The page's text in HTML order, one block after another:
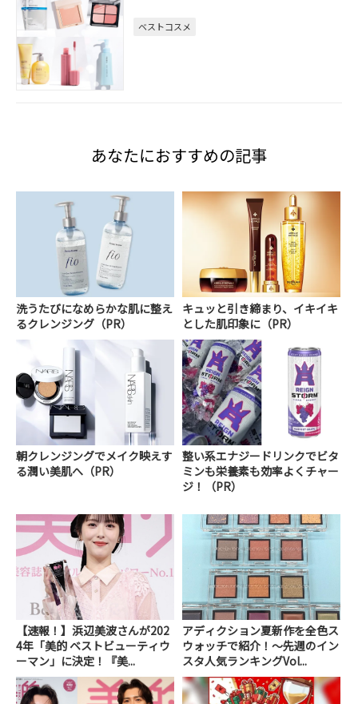
ベストコスメ
あなたにおすすめの記事
洗うたびになめらかな肌に整え
るクレンジング（PR）
キュッと引き締まり、イキイキ
とした肌印象に（PR）
朝クレンジングでメイク映えす
る潤い美肌へ（PR）
整い系エナジードリンクでビタ
ミンも栄養素も効率よくチャー
ジ！（PR）
【速報！】浜辺美波さんが202
4年「美的 ベストビューティウ
ーマン」に決定！『美...
アディクション夏新作を全色ス
ウォッチで紹介！～先週のイン
スタ人気ランキングVol...